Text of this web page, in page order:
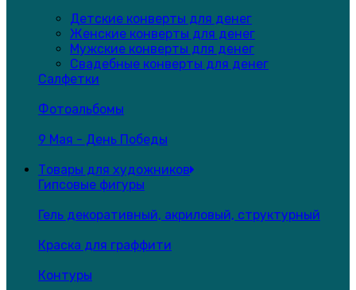
Детские конверты для денег
Женские конверты для денег
Мужские конверты для денег
Свадебные конверты для денег
Салфетки
Фотоальбомы
9 Мая - День Победы
Товары для художников
Гипсовые фигуры
Гель декоративный, акриловый, структурный
Краска для граффити
Контуры